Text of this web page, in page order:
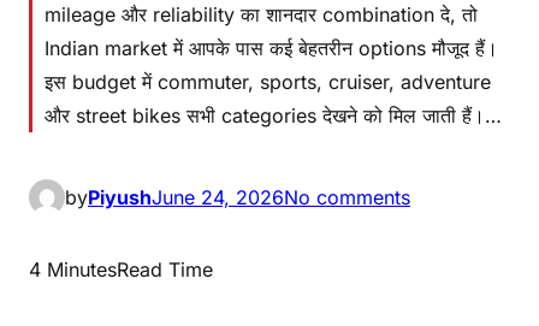
mileage और reliability का शानदार combination दे, तो
Indian market में आपके पास कई बेहतरीन options मौजूद हैं।
इस budget में commuter, sports, cruiser, adventure
और street bikes सभी categories देखने को मिल जाती हैं।…
byPiyushJune 24, 2026No comments
4 MinutesRead Time